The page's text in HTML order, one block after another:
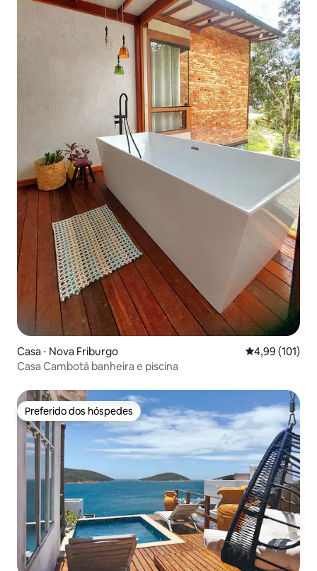
Casa ⋅ Nova Friburgo 4,99 de uma
4,99 (101)
Casa Cambotá banheira e piscina
Preferido dos hóspedes
Preferido dos hóspedes